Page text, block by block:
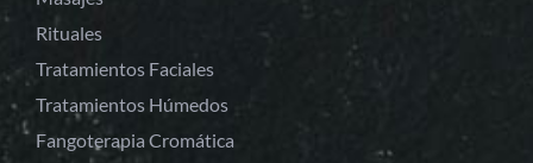
Rituales
Tratamientos Faciales
Tratamientos Húmedos
Fangoterapia Cromática